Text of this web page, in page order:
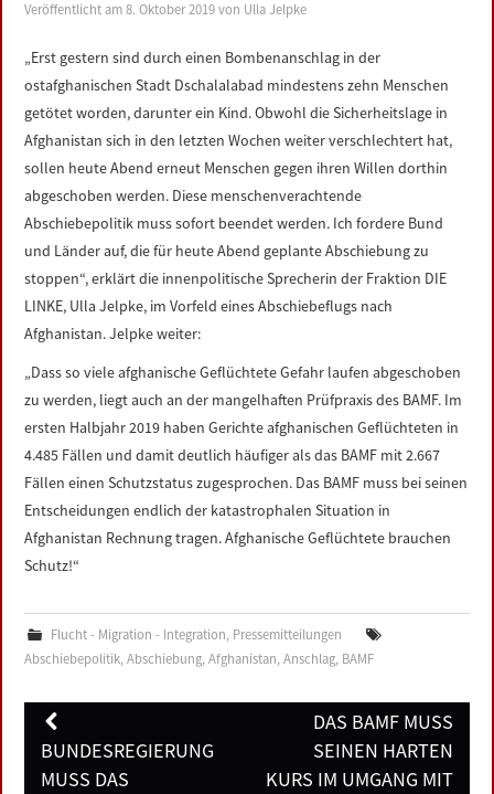
DATENSCHUTZERKLÄRUNG
IMPRESSUM
Veröffentlicht am8. Oktober 2019 von Ulla Jelpke
„Erst gestern sind durch einen Bombenanschlag in der
ostafghanischen Stadt Dschalalabad mindestens zehn Menschen
getötet worden, darunter ein Kind. Obwohl die Sicherheitslage in
Afghanistan sich in den letzten Wochen weiter verschlechtert hat,
sollen heute Abend erneut Menschen gegen ihren Willen dorthin
abgeschoben werden. Diese menschenverachtende
Abschiebepolitik muss sofort beendet werden. Ich fordere Bund
und Länder auf, die für heute Abend geplante Abschiebung zu
stoppen“, erklärt die innenpolitische Sprecherin der Fraktion DIE
LINKE, Ulla Jelpke, im Vorfeld eines Abschiebeflugs nach
Afghanistan. Jelpke weiter:
„Dass so viele afghanische Geflüchtete Gefahr laufen abgeschoben
zu werden, liegt auch an der mangelhaften Prüfpraxis des BAMF. Im
ersten Halbjahr 2019 haben Gerichte afghanischen Geflüchteten in
4.485 Fällen und damit deutlich häufiger als das BAMF mit 2.667
Fällen einen Schutzstatus zugesprochen. Das BAMF muss bei seinen
Entscheidungen endlich der katastrophalen Situation in
Afghanistan Rechnung tragen. Afghanische Geflüchtete brauchen
Schutz!“
Flucht - Migration - Integration, Pressemitteilungen
Abschiebepolitik,Abschiebung,Afghanistan,Anschlag, BAMF
Post
navigation
BUNDESREGIERUNG
MUSS DAS
DAS BAMF MUSS
SEINEN HARTEN
KURS IM UMGANG MIT